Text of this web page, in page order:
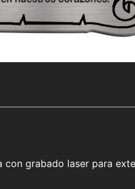
con grabado laser para